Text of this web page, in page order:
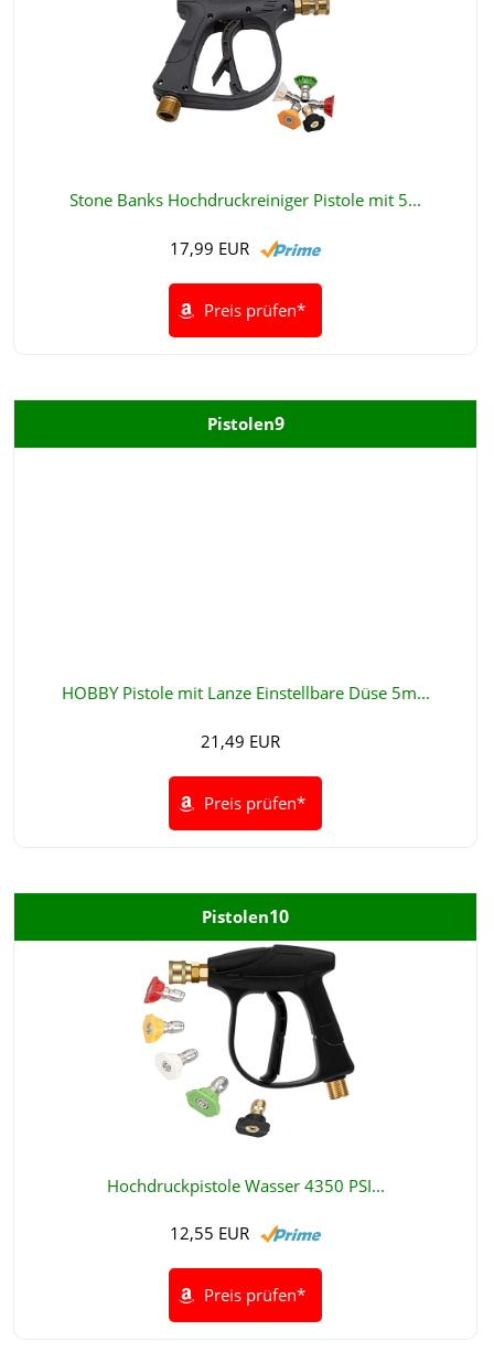
Stone Banks Hochdruckreiniger Pistole mit 5...
17,99 EUR
Preis prüfen*
Pistolen9
HOBBY Pistole mit Lanze Einstellbare Düse 5m...
21,49 EUR
Preis prüfen*
Pistolen10
Hochdruckpistole Wasser 4350 PSI...
12,55 EUR
Preis prüfen*